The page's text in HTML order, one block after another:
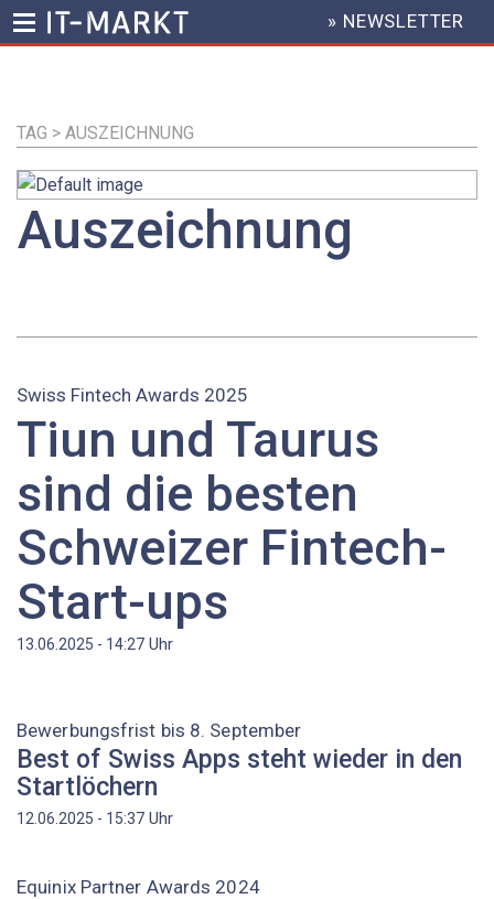
Inhalt
HEADER
MENU
» NEWSLETTER
TAG > AUSZEICHNUNG
Auszeichnung
Swiss Fintech Awards 2025
Tiun und Taurus
sind die besten
Schweizer Fintech-
Start-ups
13.06.2025 - 14:27 Uhr
Bewerbungsfrist bis 8. September
Best of Swiss Apps steht wieder in den
Startlöchern
12.06.2025 - 15:37 Uhr
Equinix Partner Awards 2024